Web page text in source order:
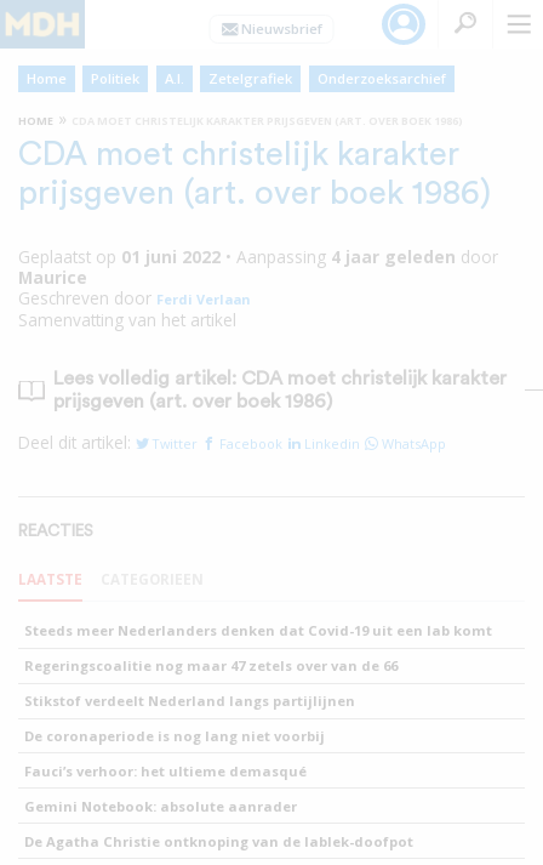
Home Politiek A.I. Zetelgrafiek Onderzoeksarchief
HOME »
CDA moet christelijk karakter
prijsgeven (art. over boek 1986)
Geplaatst op 01 juni 2022 • Aanpassing 4 jaar geleden door
Maurice
Geschreven door Ferdi Verlaan
Samenvatting van het artikel
Lees volledig artikel: CDA moet christelijk karakter
prijsgeven (art. over boek 1986)
Deel dit artikel: Twitter Facebook Linkedin WhatsApp
REACTIES
LAATSTE
Steeds meer Nederlanders denken dat Covid-19 uit een lab komt
Regeringscoalitie nog maar 47 zetels over van de 66
Stikstof verdeelt Nederland langs partijlijnen
De coronaperiode is nog lang niet voorbij
Fauci’s verhoor: het ultieme demasqué
Gemini Notebook: absolute aanrader
De Agatha Christie ontknoping van de lablek-doofpot